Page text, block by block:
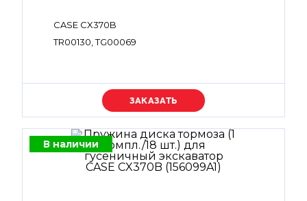
CASE CX370B
TR00130, TG00069
Уточняйте цену
В наличии